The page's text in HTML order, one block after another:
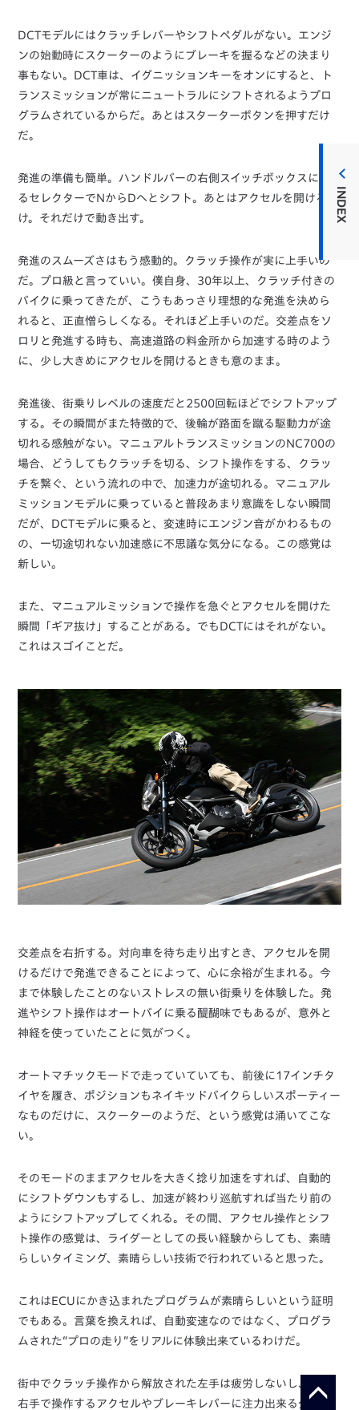
DCTモデルにはクラッチレバーやシフトペダルがない。エンジ
ンの始動時にスクーターのようにブレーキを握るなどの決まり
事もない。DCT車は、イグニッションキーをオンにすると、ト
ランスミッションが常にニュートラルにシフトされるようプロ
グラムされているからだ。あとはスターターボタンを押すだけ
だ。
発進の準備も簡単。ハンドルバーの右側スイッチボックスにあ
るセレクターでNからDへとシフト。あとはアクセルを開けるだ
け。それだけで動き出す。
発進のスムーズさはもう感動的。クラッチ操作が実に上手いの
だ。プロ級と言っていい。僕自身、30年以上、クラッチ付きの
バイクに乗ってきたが、こうもあっさり理想的な発進を決めら
れると、正直憎らしくなる。それほど上手いのだ。交差点をソ
ロリと発進する時も、高速道路の料金所から加速する時のよう
に、少し大きめにアクセルを開けるときも意のまま。
発進後、街乗りレベルの速度だと2500回転ほどでシフトアップ
する。その瞬間がまた特徴的で、後輪が路面を蹴る駆動力が途
切れる感触がない。マニュアルトランスミッションのNC700の
場合、どうしてもクラッチを切る、シフト操作をする、クラッ
チを繋ぐ、という流れの中で、加速力が途切れる。マニュアル
ミッションモデルに乗っていると普段あまり意識をしない瞬間
だが、DCTモデルに乗ると、変速時にエンジン音がかわるもの
の、一切途切れない加速感に不思議な気分になる。この感覚は
新しい。
また、マニュアルミッションで操作を急ぐとアクセルを開けた
瞬間「ギア抜け」することがある。でもDCTにはそれがない。
これはスゴイことだ。
交差点を右折する。対向車を待ち走り出すとき、アクセルを開
けるだけで発進できることによって、心に余裕が生まれる。今
まで体験したことのないストレスの無い街乗りを体験した。発
進やシフト操作はオートバイに乗る醍醐味でもあるが、意外と
神経を使っていたことに気がつく。
オートマチックモードで走っていていても、前後に17インチタ
イヤを履き、ポジションもネイキッドバイクらしいスポーティー
なものだけに、スクーターのようだ、という感覚は涌いてこな
い。
そのモードのままアクセルを大きく捻り加速をすれば、自動的
にシフトダウンもするし、加速が終わり巡航すれば当たり前の
ようにシフトアップしてくれる。その間、アクセル操作とシフ
ト操作の感覚は、ライダーとしての長い経験からしても、素晴
らしいタイミング、素晴らしい技術で行われていると思った。
これはECUにかき込まれたプログラムが素晴らしいという証明
でもある。言葉を換えれば、自動変速なのではなく、プログラ
ムされた“プロの走り”をリアルに体験出来ているわけだ。
街中でクラッチ操作から解放された左手は疲労しないし、逆に
右手で操作するアクセルやブレーキレバーに注力出来る分、じ
INDEX